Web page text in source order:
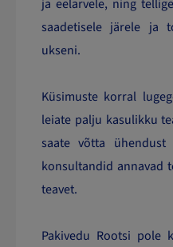
ja eelarvele, ning
saadetisele järele ja
ukseni.
Küsimuste korral
leiate palju kasulikku
saate võtta ühendust
konsultandid annavad
teavet.
Pakivedu Rootsi